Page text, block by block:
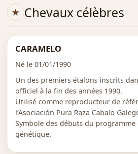
Chevaux célèbres
CARAMELO
Né le 01/01/1990
Un des premiers étalons inscrits
officiel à la fin des années 1990.
Utilisé comme reproducteur de
l’Asociación Pura Raza Cabalo
Symbole des débuts du programme
génétique.